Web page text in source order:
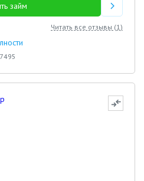
займ
Читать все отзывы (1)